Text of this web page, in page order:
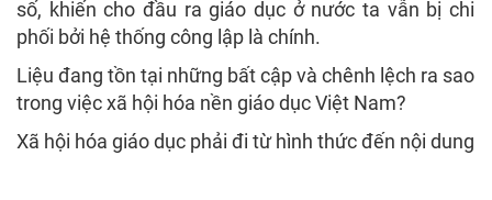
số, khiến cho đầu ra giáo dục ở nước ta vẫn bị chi
phối bởi hệ thống công lập là chính.
Liệu đang tồn tại những bất cập và chênh lệch ra sao
trong việc xã hội hóa nền giáo dục Việt Nam?
Xã hội hóa giáo dục phải đi từ hình thức đến nội dung